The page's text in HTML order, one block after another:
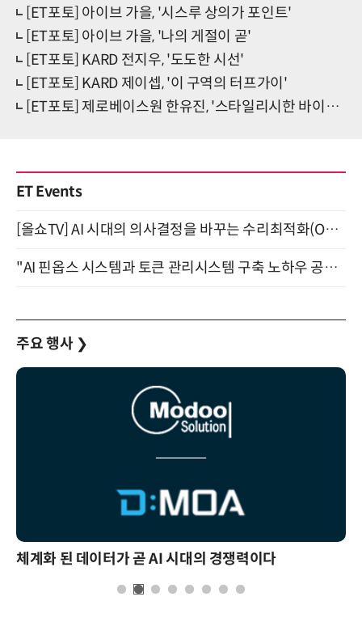
[ET포토] 아이브 가을, '시스루 상의가 포인트'
[ET포토] 아이브 가을, '나의 게절이 곧'
[ET포토] KARD 전지우, '도도한 시선'
[ET포토] KARD 제이셉, '이 구역의 터프가이'
[ET포토] 제로베이스원 한유진, '스타일리시한 바이크 패션'
ET Events
[올쇼TV] AI 시대의 의사결정을 바꾸는 수리최적화(Optimization) 소개 (8/20 생방송)
"AI 핀옵스 시스템과 토큰 관리시스템 구축 노하우 공개" 잠실 한국광고문화회관 2층 대회의실 (8/21)
주요 행사 ❯
체계화 된 데이터가 곧 AI 시대의 경쟁력이다